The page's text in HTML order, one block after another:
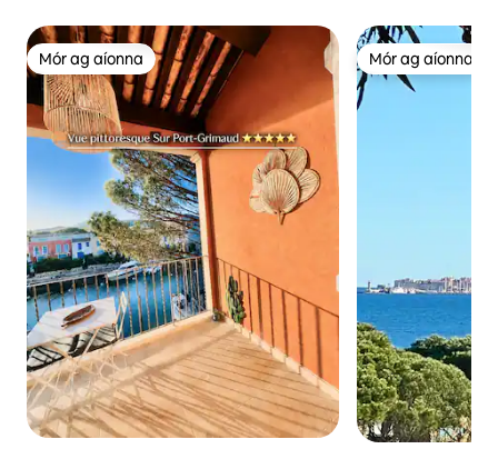
Mór ag aíonna
Mór ag aíonna Mór ag aíonna
Mór ag aíonna